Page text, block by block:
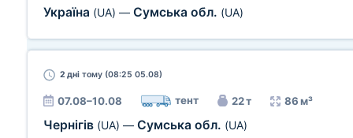
Україна (UA) — Сумська обл. (UA)
2 дні тому (08:25 05.08)
07.08–10.08 тент 22 т 86 м³
Чернігів (UA) — Сумська обл. (UA)